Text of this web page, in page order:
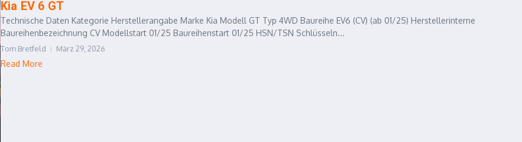
Kia EV 6 GT
Technische Daten Kategorie Herstellerangabe Marke Kia Modell GT Typ 4WD Baureihe EV6 (CV) (ab 01/25) Herstellerinterne
Baureihenbezeichnung CV Modellstart 01/25 Baureihenstart 01/25 HSN/TSN Schlüsseln...
Tom Bretfeld März 29, 2026
Read More